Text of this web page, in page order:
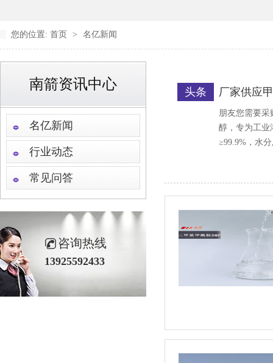
您的位置: 首页 > 名亿新闻
南箭资讯中心
名亿新闻
行业动态
常见问答
咨询热线
13925592433
厂家供应
头条
朋友您需要采
醇，专为工业
≥99.9%，水